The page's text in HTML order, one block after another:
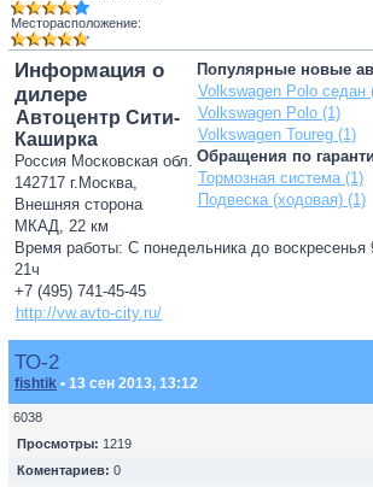
Месторасположение:
Популярные новые
Volkswagen Polo седан
Volkswagen Polo (1)
Volkswagen Toureg (1)
Обращения по
Тормозная система (1)
Подвеска (ходовая) (1)
Информация о
дилере
Автоцентр Сити-
Каширка
Россия Московская обл.
142717 г.Москва,
Внешняя сторона
МКАД, 22 км
Время работы: С понедельника до воскресенья
21ч
+7 (495) 741-45-45
http://vw.avto-city.ru/
ТО-2
fishtik • 13 сен 2013, 13:12
6038
Просмотры: 1219
Коментариев: 0